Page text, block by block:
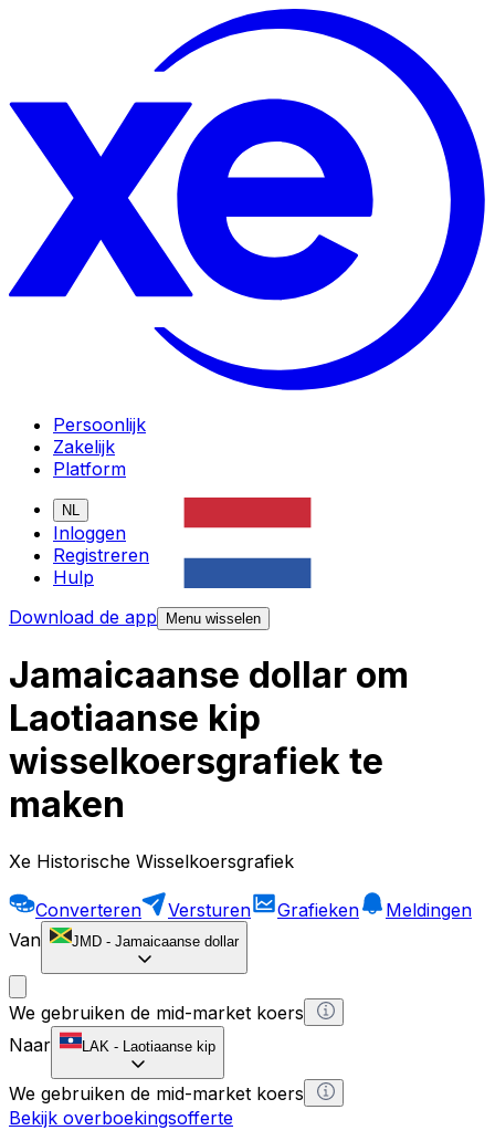
Persoonlijk
Zakelijk
Platform
NL
Inloggen
Registreren
Hulp
Download de app
Menu wisselen
Jamaicaanse dollar om
Laotiaanse kip
wisselkoersgrafiek te
maken
Xe Historische Wisselkoersgrafiek
Converteren Versturen Grafieken
Meldingen
Van
JMD - Jamaicaanse dollar
We gebruiken de mid-market koers
Naar
LAK - Laotiaanse kip
We gebruiken de mid-market koers
Bekijk overboekingsofferte